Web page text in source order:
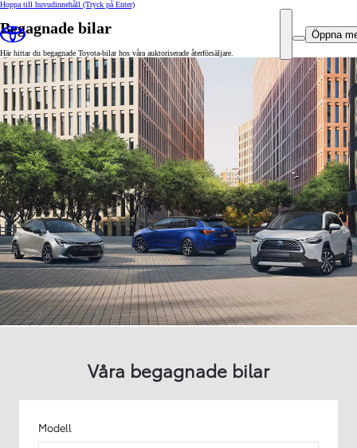
Hoppa till huvudinnehåll (Tryck på Enter)
Öppna
Begagnade bilar
Här hittar du begagnade Toyota-bilar hos våra auktoriserade återförsäljare.
Våra begagnade bilar
Modell